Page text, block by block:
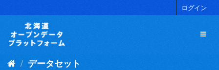
キ
ログイン
データセット